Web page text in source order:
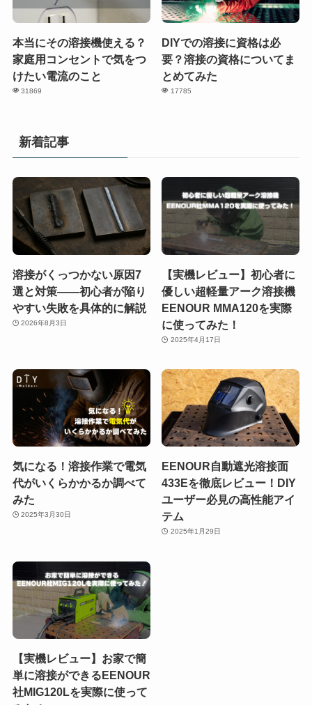
本当にその溶接機使える？
家庭用コンセントで気をつ
けたい電流のこと
31869
DIYでの溶接に資格は必
要？溶接の資格についてま
とめてみた
17785
新着記事
溶接がくっつかない原因7
選と対策——初心者が陥り
やすい失敗を具体的に解説
2026年8月3日
【実機レビュー】初心者に
優しい超軽量アーク溶接機
EENOUR MMA120を実際
に使ってみた！
2025年4月17日
気になる！溶接作業で電気
代がいくらかかるか調べて
みた
2025年3月30日
EENOUR自動遮光溶接面
433Eを徹底レビュー！DIY
ユーザー必見の高性能アイ
テム
2025年1月29日
【実機レビュー】お家で簡
単に溶接ができるEENOUR
社MIG120Lを実際に使って